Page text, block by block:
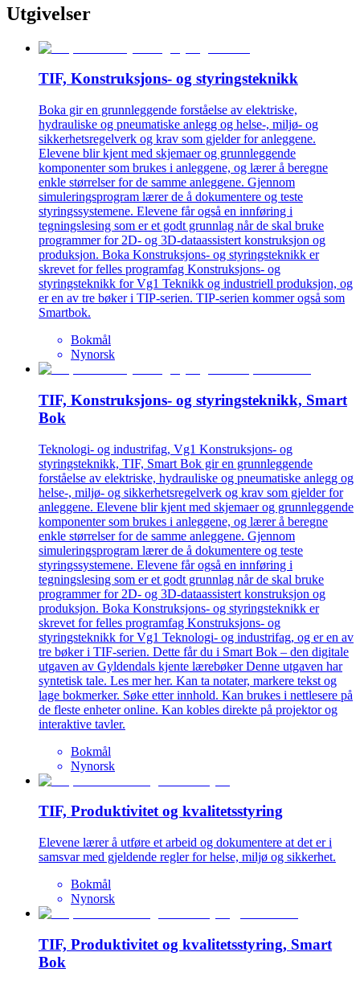
Utgivelser
TIF, Konstruksjons- og styringsteknikk
Boka gir en grunnleggende forståelse av elektriske,
hydrauliske og pneumatiske anlegg og helse-, miljø- og
sikkerhetsregelverk og krav som gjelder for anleggene.
Elevene blir kjent med skjemaer og grunnleggende
komponenter som brukes i anleggene, og lærer å beregne
enkle størrelser for de samme anleggene. Gjennom
simuleringsprogram lærer de å dokumentere og teste
styringssystemene. Elevene får også en innføring i
tegningslesing som er et godt grunnlag når de skal bruke
programmer for 2D- og 3D-dataassistert konstruksjon og
produksjon. Boka Konstruksjons- og styringsteknikk er
skrevet for felles programfag Konstruksjons- og
styringsteknikk for Vg1 Teknikk og industriell produksjon, og
er en av tre bøker i TIP-serien. TIP-serien kommer også som
Smartbok.
Bokmål
Nynorsk
TIF, Konstruksjons- og styringsteknikk, Smart
Bok
Teknologi- og industrifag, Vg1 Konstruksjons- og
styringsteknikk, TIF, Smart Bok gir en grunnleggende
forståelse av elektriske, hydrauliske og pneumatiske anlegg og
helse-, miljø- og sikkerhetsregelverk og krav som gjelder for
anleggene. Elevene blir kjent med skjemaer og grunnleggende
komponenter som brukes i anleggene, og lærer å beregne
enkle størrelser for de samme anleggene. Gjennom
simuleringsprogram lærer de å dokumentere og teste
styringssystemene. Elevene får også en innføring i
tegningslesing som er et godt grunnlag når de skal bruke
programmer for 2D- og 3D-dataassistert konstruksjon og
produksjon. Boka Konstruksjons- og styringsteknikk er
skrevet for felles programfag Konstruksjons- og
styringsteknikk for Vg1 Teknologi- og industrifag, og er en av
tre bøker i TIF-serien. Dette får du i Smart Bok – den digitale
utgaven av Gyldendals kjente lærebøker Denne utgaven har
syntetisk tale. Les mer her. Kan ta notater, markere tekst og
lage bokmerker. Søke etter innhold. Kan brukes i nettlesere på
de fleste enheter online. Kan kobles direkte på projektor og
interaktive tavler.
Bokmål
Nynorsk
TIF, Produktivitet og kvalitetsstyring
Elevene lærer å utføre et arbeid og dokumentere at det er i
samsvar med gjeldende regler for helse, miljø og sikkerhet.
Bokmål
Nynorsk
TIF, Produktivitet og kvalitetsstyring, Smart
Bok